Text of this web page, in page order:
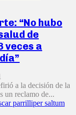
“No hubo
de
veces a
a la decisión de la
un reclamo de...
parrilliper saltum